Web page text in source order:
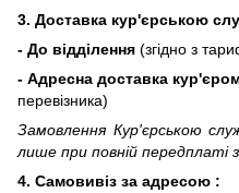
3. Доставка кур'єрською
- До відділення (згідно з
- Адресна доставка
перевізника)
Замовлення Кур'єрською
лише при повній передплаті
4. Самовивіз за адресою :